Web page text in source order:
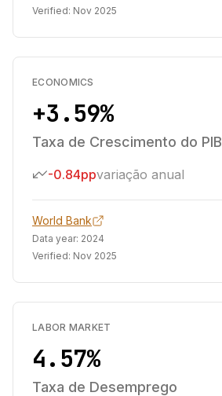
Verified: Nov 2025
ECONOMICS
+3.59%
Taxa de Crescimento do PIB
-0.84ppvariação anual
World Bank
Data year: 2024
Verified: Nov 2025
LABOR MARKET
4.57%
Taxa de Desemprego